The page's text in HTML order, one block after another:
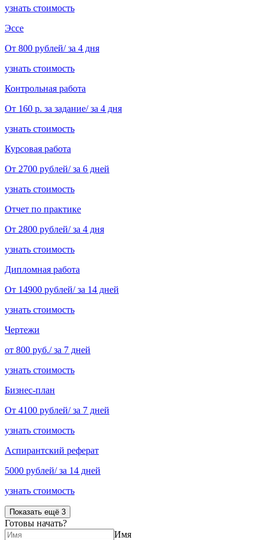
узнать стоимость
Эссе
От 800 рублей/ за 4 дня
узнать стоимость
Контрольная работа
От 160 р. за задание/ за 4 дня
узнать стоимость
Курсовая работа
От 2700 рублей/ за 6 дней
узнать стоимость
Отчет по практике
От 2800 рублей/ за 4 дня
узнать стоимость
Дипломная работа
От 14900 рублей/ за 14 дней
узнать стоимость
Чертежи
от 800 руб./ за 7 дней
узнать стоимость
Бизнес-план
От 4100 рублей/ за 7 дней
узнать стоимость
Аспирантский реферат
5000 рублей/ за 14 дней
узнать стоимость
Показать ещё 3
Готовы начать?
Имя